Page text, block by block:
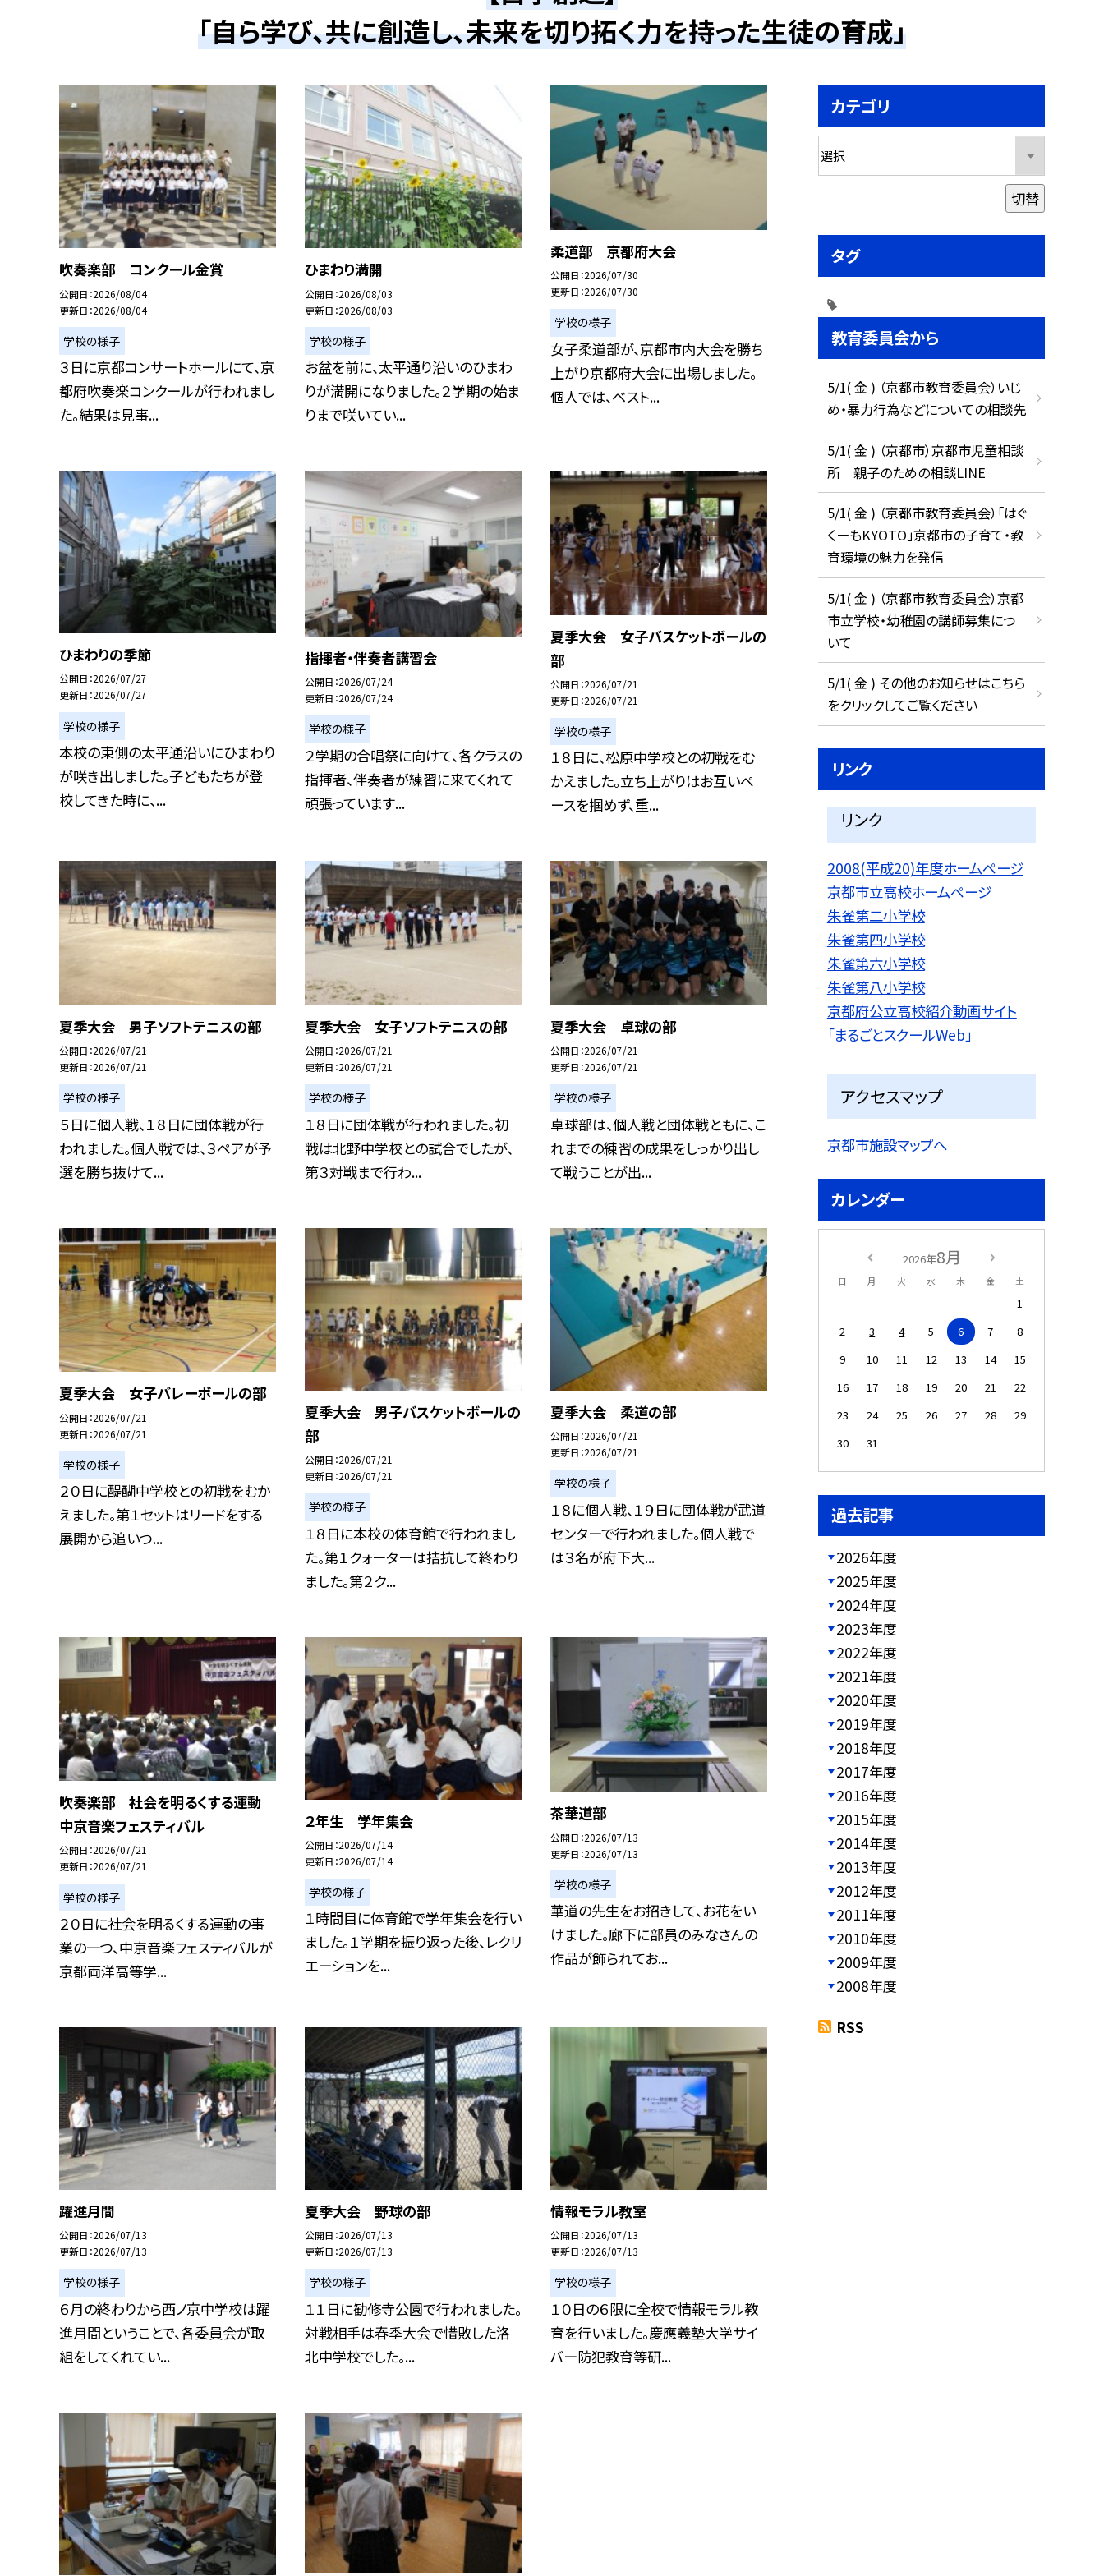
「自ら学び、共に創造し、未来を切り拓く力を持った生徒の育成」
吹奏楽部 コンクール金賞
公開日 2026/08/04
更新日 2026/08/04
学校の様子
３日に京都コンサートホールにて、京
都府吹奏楽コンクールが行われまし
た。結果は見事...
ひまわり満開
公開日 2026/08/03
更新日 2026/08/03
学校の様子
お盆を前に、太平通り沿いのひまわ
りが満開になりました。２学期の始ま
りまで咲いてい...
柔道部 京都府大会
公開日 2026/07/30
更新日 2026/07/30
学校の様子
女子柔道部が、京都市内大会を勝ち
上がり京都府大会に出場しました。
個人では、ベスト...
ひまわりの季節
公開日 2026/07/27
更新日 2026/07/27
学校の様子
本校の東側の太平通沿いにひまわり
が咲き出しました。子どもたちが登
校してきた時に、...
指揮者・伴奏者講習会
公開日 2026/07/24
更新日 2026/07/24
学校の様子
２学期の合唱祭に向けて、各クラスの
指揮者、伴奏者が練習に来てくれて
頑張っています...
夏季大会 女子バスケットボールの
部
公開日 2026/07/21
更新日 2026/07/21
学校の様子
１８日に、松原中学校との初戦をむ
かえました。立ち上がりはお互いペ
ースを掴めず、重...
夏季大会 男子ソフトテニスの部
公開日 2026/07/21
更新日 2026/07/21
学校の様子
５日に個人戦、１８日に団体戦が行
われました。個人戦では、３ペアが予
選を勝ち抜けて...
夏季大会 女子ソフトテニスの部
公開日 2026/07/21
更新日 2026/07/21
学校の様子
１８日に団体戦が行われました。初
戦は北野中学校との試合でしたが、
第３対戦まで行わ...
夏季大会 卓球の部
公開日 2026/07/21
更新日 2026/07/21
学校の様子
卓球部は、個人戦と団体戦ともに、こ
れまでの練習の成果をしっかり出し
て戦うことが出...
夏季大会 女子バレーボールの部
公開日 2026/07/21
更新日 2026/07/21
学校の様子
２０日に醍醐中学校との初戦をむか
えました。第１セットはリードをする
展開から追いつ...
夏季大会 男子バスケットボールの
部
公開日 2026/07/21
更新日 2026/07/21
学校の様子
１８日に本校の体育館で行われまし
た。第１クォーターは拮抗して終わり
ました。第２ク...
夏季大会 柔道の部
公開日 2026/07/21
更新日 2026/07/21
学校の様子
１８に個人戦、１９日に団体戦が武道
センターで行われました。個人戦で
は３名が府下大...
吹奏楽部 社会を明るくする運動
中京音楽フェスティバル
公開日 2026/07/21
更新日 2026/07/21
学校の様子
２０日に社会を明るくする運動の事
業の一つ、中京音楽フェスティバルが
京都両洋高等学...
２年生 学年集会
公開日 2026/07/14
更新日 2026/07/14
学校の様子
１時間目に体育館で学年集会を行い
ました。１学期を振り返った後、レクリ
エーションを...
茶華道部
公開日 2026/07/13
更新日 2026/07/13
学校の様子
華道の先生をお招きして、お花をい
けました。廊下に部員のみなさんの
作品が飾られてお...
躍進月間
公開日 2026/07/13
更新日 2026/07/13
学校の様子
６月の終わりから西ノ京中学校は躍
進月間ということで、各委員会が取
組をしてくれてい...
夏季大会 野球の部
公開日 2026/07/13
更新日 2026/07/13
学校の様子
１１日に勧修寺公園で行われました。
対戦相手は春季大会で惜敗した洛
北中学校でした。...
情報モラル教室
公開日 2026/07/13
更新日 2026/07/13
学校の様子
１０日の６限に全校で情報モラル教
育を行いました。慶應義塾大学サイ
バー防犯教育等研...
カテゴリ
切替
タグ
教育委員会から
5/1( 金 ) （京都市教育委員会）いじ
め・暴力行為などについての相談先
5/1( 金 ) （京都市）京都市児童相談
所 親子のための相談LINE
5/1( 金 ) （京都市教育委員会）「はぐ
くーもKYOTO」京都市の子育て・教
育環境の魅力を発信
5/1( 金 ) （京都市教育委員会）京都
市立学校・幼稚園の講師募集につ
いて
5/1( 金 ) その他のお知らせはこちら
をクリックしてご覧ください
リンク
リンク
2008(平成20)年度ホームページ
京都市立高校ホームページ
朱雀第二小学校
朱雀第四小学校
朱雀第六小学校
朱雀第八小学校
京都府公立高校紹介動画サイト
「まるごとスクールWeb」
アクセスマップ
京都市施設マップへ
カレンダー
2026年8月
日 月 火 水 木 金 土
1
2
3 4 5 6 7
8
9
10 11 12 13 14
15
16
17 18 19 20 21
22
23
24 25 26 27 28
29
30
31
過去記事
2026年度
2025年度
2024年度
2023年度
2022年度
2021年度
2020年度
2019年度
2018年度
2017年度
2016年度
2015年度
2014年度
2013年度
2012年度
2011年度
2010年度
2009年度
2008年度
RSS